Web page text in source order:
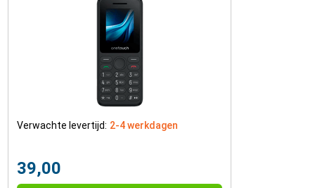
Verwachte levertijd: 2-4 werkdagen
39,00